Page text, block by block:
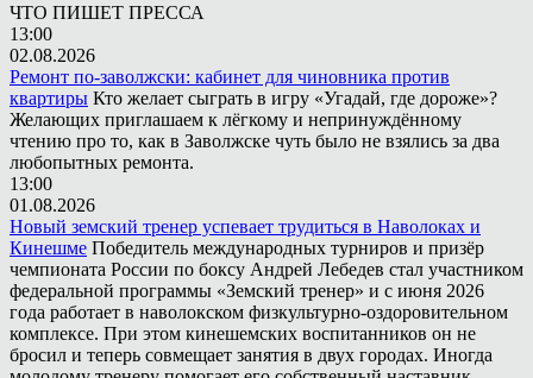
ЧТО ПИШЕТ ПРЕССА
13:00
02.08.2026
Ремонт по-заволжски: кабинет для чиновника против
квартиры Кто желает сыграть в игру «Угадай, где дороже»?
Желающих приглашаем к лёгкому и непринуждённому
чтению про то, как в Заволжске чуть было не взялись за два
любопытных ремонта.
13:00
01.08.2026
Новый земский тренер успевает трудиться в Наволоках и
Кинешме Победитель международных турниров и призёр
чемпионата России по боксу Андрей Лебедев стал участником
федеральной программы «Земский тренер» и с июня 2026
года работает в наволокском физкультурно-оздоровительном
комплексе. При этом кинешемских воспитанников он не
бросил и теперь совмещает занятия в двух городах. Иногда